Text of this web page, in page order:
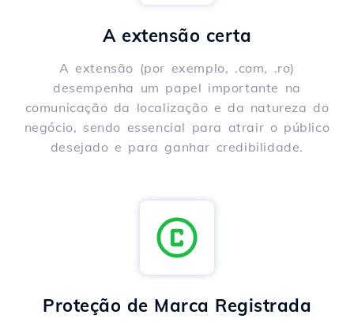
A extensão certa
A extensão (por exemplo, .com, .ro)
desempenha um papel importante na
comunicação da localização e da natureza do
negócio, sendo essencial para atrair o público
desejado e para ganhar credibilidade.
Proteção de Marca Registrada